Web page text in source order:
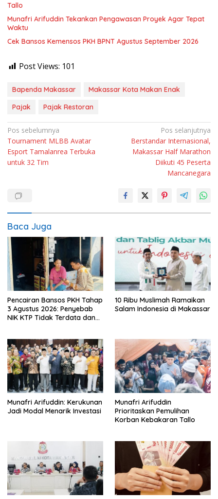
Tallo
Munafri Arifuddin Tekankan Pengawasan Proyek Agar Tepat
Waktu
Cek Bansos Kemensos PKH BPNT Agustus September 2026
Post Views: 101
Bapenda Makassar
Makassar Kota Makan Enak
Pajak
Pajak Restoran
Navigasi
pos
Pos sebelumnya
Tournament MLBB Avatar
Esport Tamalanrea Terbuka
untuk 32 Tim
Pos selanjutnya
Berstandar Internasional,
Makassar Half Marathon
Diikuti 45 Peserta
Mancanegara
Baca Juga
Pencairan Bansos PKH Tahap
3 Agustus 2026: Penyebab
NIK KTP Tidak Terdata dan
10 Ribu Muslimah Ramaikan
Salam Indonesia di Makassar
Munafri Arifuddin: Kerukunan
Jadi Modal Menarik Investasi
Munafri Arifuddin
Prioritaskan Pemulihan
Korban Kebakaran Tallo